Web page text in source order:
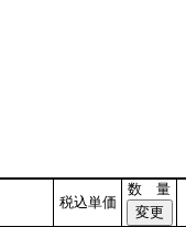
税込単価
数 量